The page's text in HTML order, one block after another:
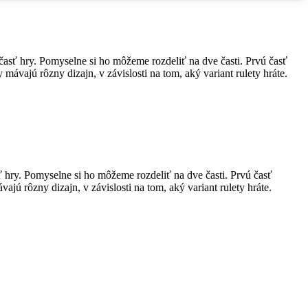
hry. Pomyselne si ho môžeme rozdeliť na dve časti. Prvú časť
rôzny dizajn, v závislosti na tom, aký variant rulety hráte.
Pomyselne si ho môžeme rozdeliť na dve časti. Prvú časť
rôzny dizajn, v závislosti na tom, aký variant rulety hráte.